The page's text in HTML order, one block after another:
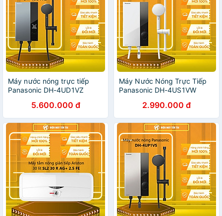
Máy nước nóng trực tiếp
Panasonic DH-4UD1VZ
5.600.000 đ
Máy Nước Nóng Trực Tiếp
Panasonic DH-4US1VW
2.990.000 đ